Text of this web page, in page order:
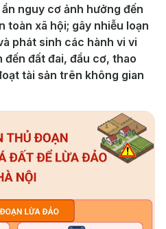
nguy cơ ảnh hưởng đến
toàn xã hội; gây nhiễu loạn
phát sinh các hành vi vi
đến đất đai, đầu cơ, thao
tài sản trên không gian